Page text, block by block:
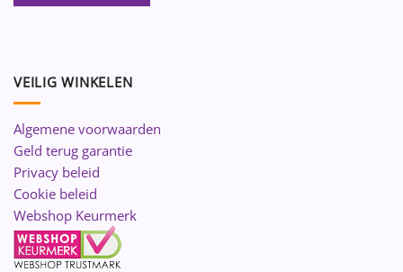
VEILIG WINKELEN
Algemene voorwaarden
Geld terug garantie
Privacy beleid
Cookie beleid
Webshop Keurmerk